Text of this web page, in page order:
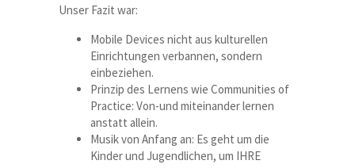
Unser Fazit war:
Mobile Devices nicht aus kulturellen
Einrichtungen verbannen, sondern
einbeziehen.
Prinzip des Lernens wie Communities of
Practice: Von-und miteinander lernen
anstatt allein.
Musik von Anfang an: Es geht um die
Kinder und Jugendlichen, um IHRE